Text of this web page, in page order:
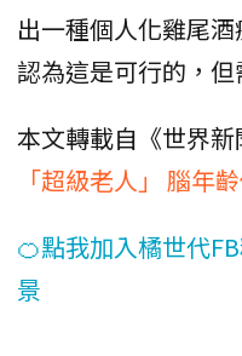
出一種個人化雞尾
認為這是可行的，但
本文轉載自《世界新
「超級老人」 腦年
🍊點我加入橘世代
景